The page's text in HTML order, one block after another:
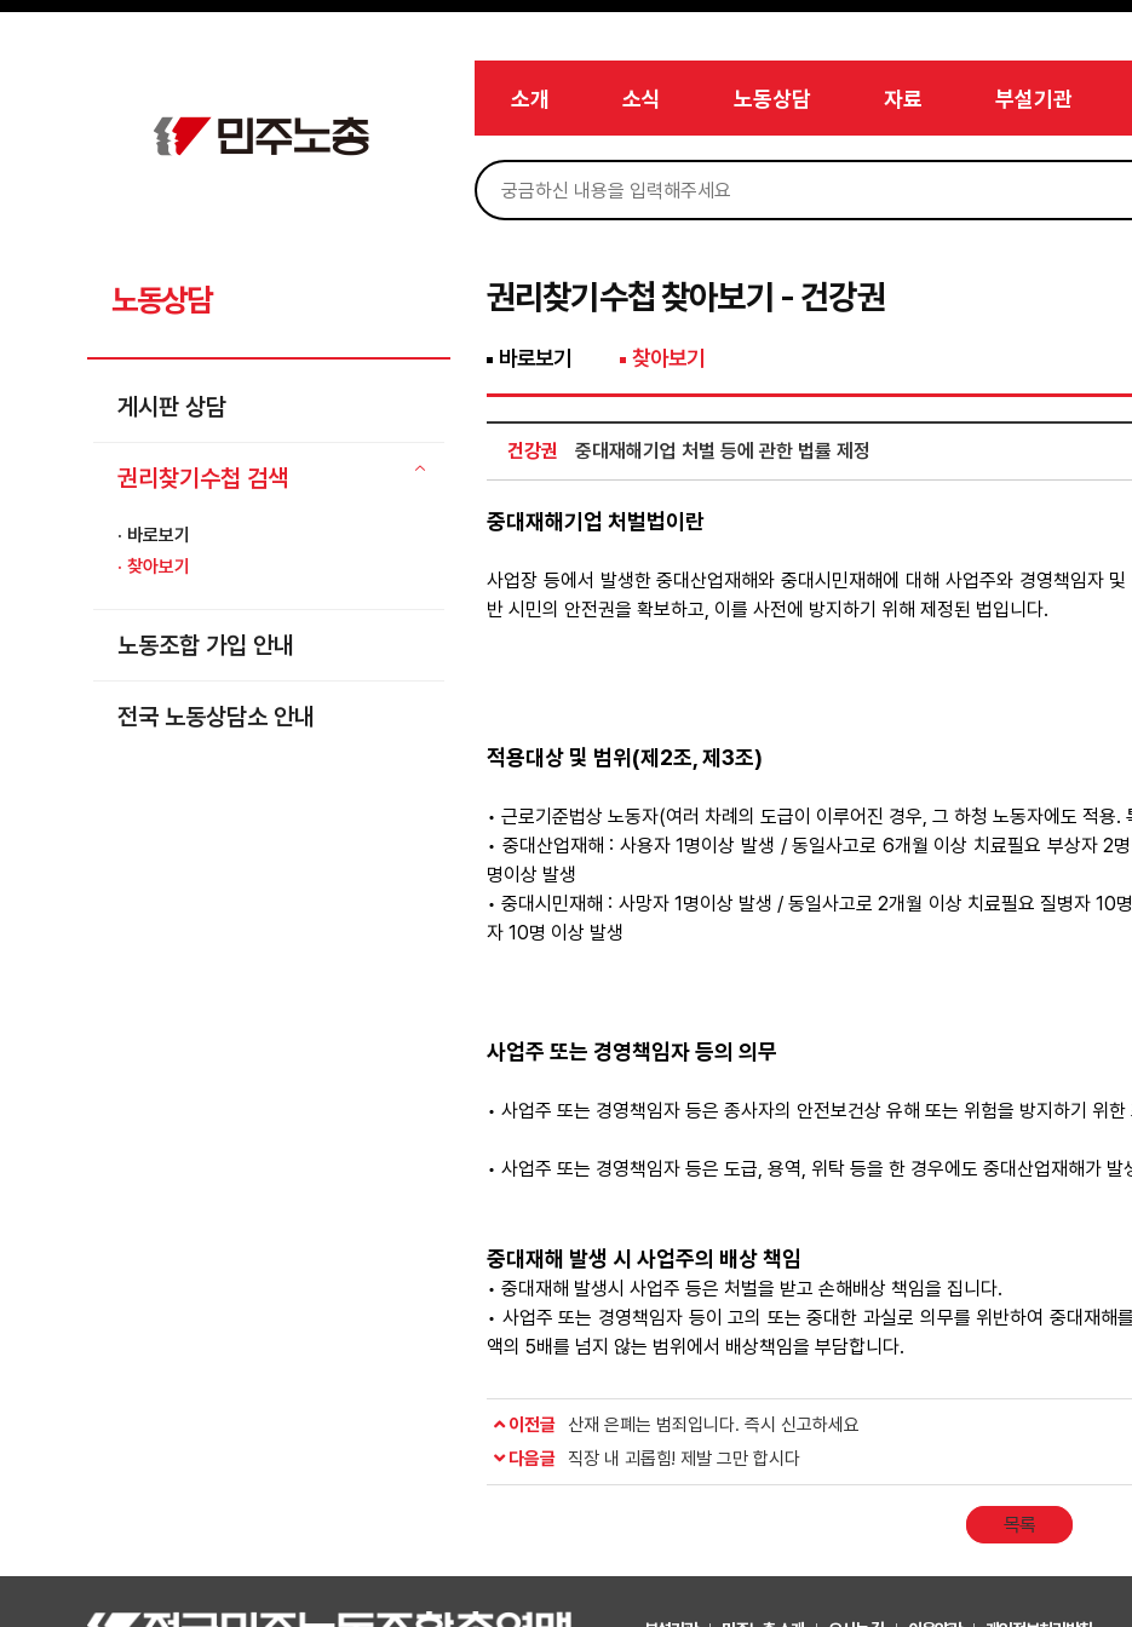
메뉴 건너뛰기
소개 소식 노동상담 자료 부설기관
노동상담
게시판 상담
권리찾기수첩 검색
· 바로보기
· 찾아보기
노동조합 가입 안내
전국 노동상담소 안내
권리찾기수첩 찾아보기 - 건강권
바로보기 찾아보기
건강권 중대재해기업 처벌 등에 관한 법률 제정
중대재해기업 처벌법이란
사업장 등에서 발생한 중대산업재해와 중대시민재해에 대해 사업주와 경영책임자
반 시민의 안전권을 확보하고, 이를 사전에 방지하기 위해 제정된 법입니다.
적용대상 및 범위(제2조, 제3조)
• 근로기준법상 노동자(여러 차례의 도급이 이루어진 경우, 그 하청 노동자에도 적용.
• 중대산업재해 : 사용자 1명이상 발생 / 동일사고로 6개월 이상 치료필요 부상자 2
명이상 발생
• 중대시민재해 : 사망자 1명이상 발생 / 동일사고로 2개월 이상 치료필요 질병자 10
자 10명 이상 발생
사업주 또는 경영책임자 등의 의무
• 사업주 또는 경영책임자 등은 종사자의 안전보건상 유해 또는 위험을 방지하기 위
• 사업주 또는 경영책임자 등은 도급, 용역, 위탁 등을 한 경우에도 중대산업재해가
중대재해 발생 시 사업주의 배상 책임
• 중대재해 발생시 사업주 등은 처벌을 받고 손해배상 책임을 집니다.
• 사업주 또는 경영책임자 등이 고의 또는 중대한 과실로 의무를 위반하여 중대재해
액의 5배를 넘지 않는 범위에서 배상책임을 부담합니다.
이전글
산재 은폐는 범죄입니다. 즉시 신고하세요
다음글
직장 내 괴롭힘! 제발 그만 합시다
목록
권리찾기수첩 검색
찾아보기
노동조합 가입 안내
Sketchbook5, 스케치북5
Sketchbook5, 스케치북5